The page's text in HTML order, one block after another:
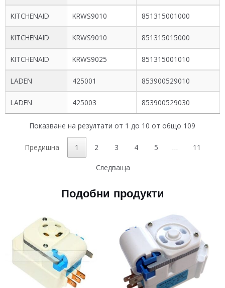
KITCHENAID KRWS9010 851315001000
KITCHENAID KRWS9010 851315015000
KITCHENAID KRWS9025 851315001010
LADEN 425001 853900529010
LADEN 425003 853900529030
Показване на резултати от 1 до 10 от общо 109
Предишна 1 2 3 4 5 … 11
Следваща
Подобни продукти